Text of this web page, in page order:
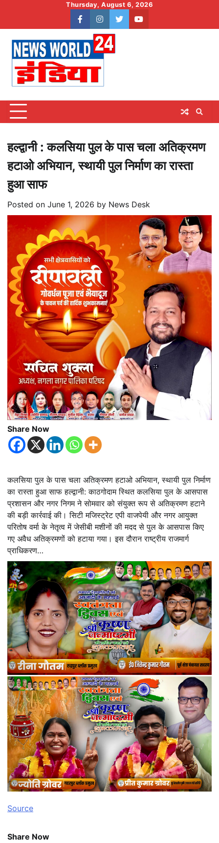
content
Thursday, August 6, 2026
facebookinstagram
twitteryoutube
हल्द्वानी : कलसिया पुल के पास चला अतिक्रमण
हटाओ अभियान, स्थायी पुल निर्माण का रास्ता
हुआ साफ
Posted on June 1, 2026 by News Desk
Share Now
कलसिया पुल के पास चला अतिक्रमण हटाओ अभियान, स्थायी पुल निर्माण
का रास्ता हुआ साफ हल्द्वानी: काठगोदाम स्थित कलसिया पुल के आसपास
प्रशासन और नगर निगम ने सोमवार को संयुक्त रूप से अतिक्रमण हटाने
की बड़ी कार्रवाई की। सिटी मजिस्ट्रेट एपी वाजपेयी और नगर आयुक्त
परितोष वर्मा के नेतृत्व में जेसीबी मशीनों की मदद से पुल के आसपास किए
गए अवैध अतिक्रमणों को हटाया गया। इस दौरान राष्ट्रीय राजमार्ग
प्राधिकरण…
Source
Share Now